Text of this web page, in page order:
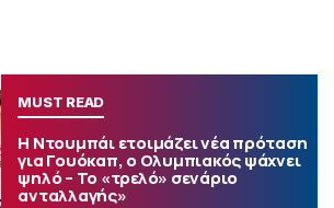
MUST READ
Η Ντουμπάι ετοιμάζει νέα πρόταση
για Γουόκαπ, ο Ολυμπιακός ψάχνει
ψηλό – Το «τρελό» σενάριο
ανταλλαγής»